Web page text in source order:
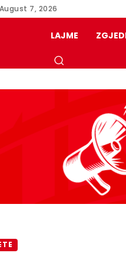
7, 2026
LAJME